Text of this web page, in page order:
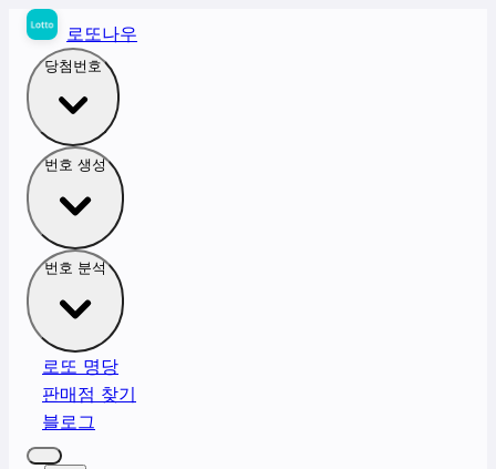
로또나우
당첨번호
번호 생성
번호 분석
로또 명당
판매점 찾기
블로그